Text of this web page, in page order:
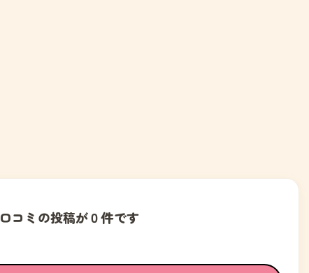
口コミの投稿が０件です